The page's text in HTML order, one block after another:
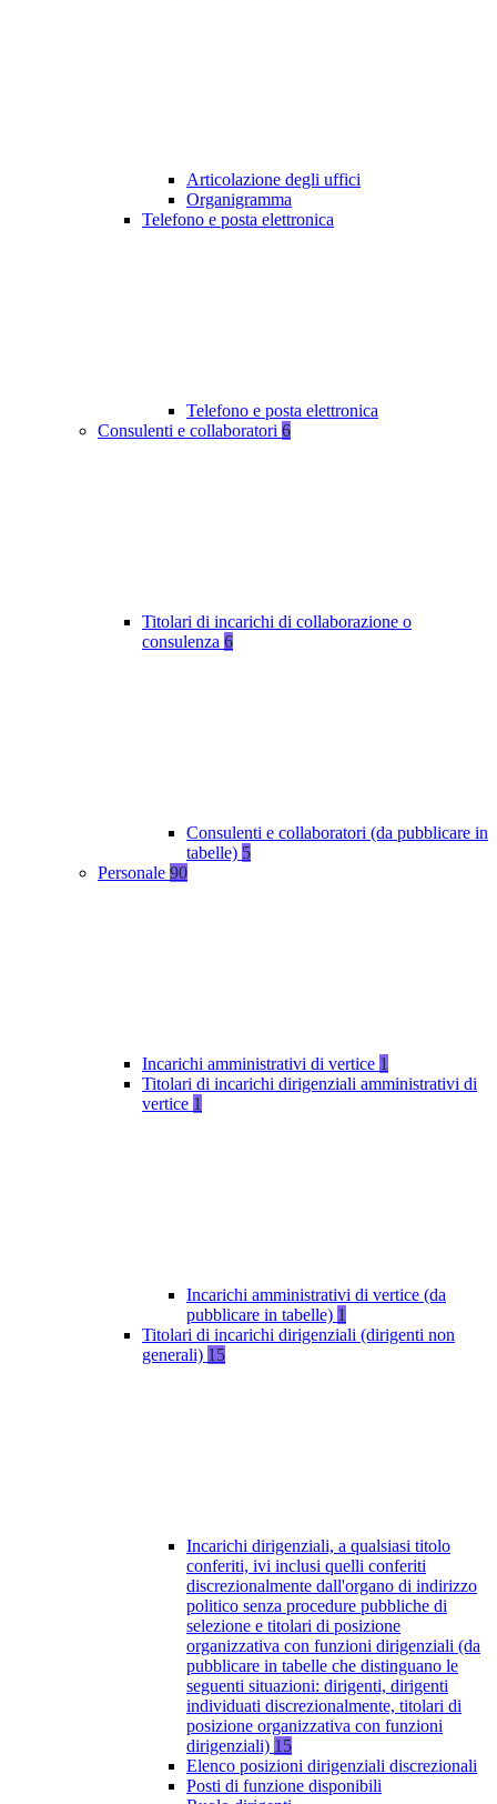
Articolazione degli uffici
Organigramma
Telefono e posta elettronica
Telefono e posta elettronica
Consulenti e collaboratori 6
Titolari di incarichi di collaborazione o
consulenza 6
Consulenti e collaboratori (da pubblicare in
tabelle) 5
Personale 90
Incarichi amministrativi di vertice 1
Titolari di incarichi dirigenziali amministrativi di
vertice 1
Incarichi amministrativi di vertice (da
pubblicare in tabelle) 1
Titolari di incarichi dirigenziali (dirigenti non
generali) 15
Incarichi dirigenziali, a qualsiasi titolo
conferiti, ivi inclusi quelli conferiti
discrezionalmente dall'organo di indirizzo
politico senza procedure pubbliche di
selezione e titolari di posizione
organizzativa con funzioni dirigenziali (da
pubblicare in tabelle che distinguano le
seguenti situazioni: dirigenti, dirigenti
individuati discrezionalmente, titolari di
posizione organizzativa con funzioni
dirigenziali) 15
Elenco posizioni dirigenziali discrezionali
Posti di funzione disponibili